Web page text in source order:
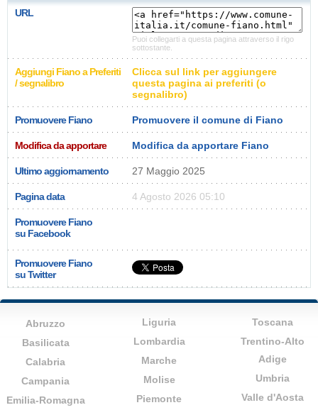
URL
Puoi collegarti a questa pagina attraverso il rigo
sottostante.
Aggiungi Fiano a Preferiti
/ segnalibro
Clicca sul link per aggiungere
questa pagina ai preferiti (o
segnalibro)
Promuovere Fiano Promuovere il comune di Fiano
Modifica da apportare Modifica da apportare Fiano
Ultimo aggiornamento 27 Maggio 2025
Pagina data 4 Agosto 2026 05:10
Promuovere Fiano
su Facebook
Promuovere Fiano
su Twitter
Abruzzo
Basilicata
Calabria
Campania
Emilia-Romagna
Liguria
Lombardia
Marche
Molise
Piemonte
Toscana
Trentino-Alto
Adige
Umbria
Valle d'Aosta